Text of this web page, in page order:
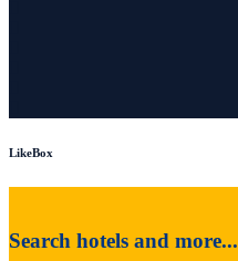
LikeBox
Search hotels and more...